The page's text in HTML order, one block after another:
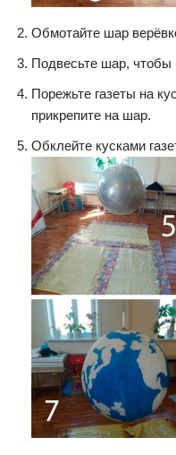
Обмотайте шар
Подвесьте шар, чтобы
Порежьте газеты на
прикрепите на шар.
Обклейте кусками